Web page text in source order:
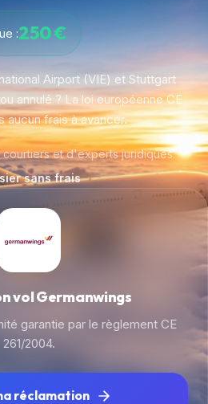
:250 €
Airport (VIE) et Stuttgart
annulé ? La loi européenne CE
aucun frais à avancer.
et d'experts juridiques.
sans frais
vol Germanwings
garantie par le règlement CE
261/2004.
réclamation